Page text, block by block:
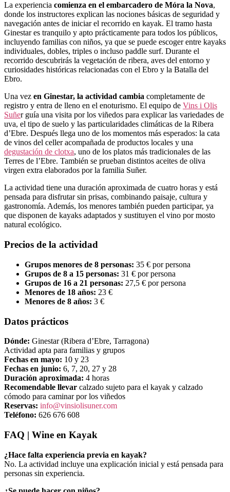
La experiencia comienza en el embarcadero de Móra la Nova,
donde los instructores explican las nociones básicas de seguridad y
navegación antes de iniciar el recorrido en kayak. El tramo hasta
Ginestar es tranquilo y apto prácticamente para todos los públicos,
incluyendo familias con niños, ya que se puede escoger entre kayaks
individuales, dobles, triples o incluso paddle surf. Durante el
recorrido descubrirás la vegetación de ribera, aves del entorno y
curiosidades históricas relacionadas con el Ebro y la Batalla del
Ebro.
Una vez en Ginestar, la actividad cambia completamente de
registro y entra de lleno en el enoturismo. El equipo de Vins i Olis
Suñerguía una visita por los viñedos para explicar las variedades de
uva, el tipo de suelo y las particularidades climáticas de la Ribera
d’Ebre. Después llega uno de los momentos más esperados: la cata
de vinos del celler acompañada de productos locales y una
degustación de clotxa, uno de los platos más tradicionales de las
Terres de l’Ebre. También se prueban distintos aceites de oliva
virgen extra elaborados por la familia Suñer.
La actividad tiene una duración aproximada de cuatro horas y está
pensada para disfrutar sin prisas, combinando paisaje, cultura y
gastronomía. Además, los menores también pueden participar, ya
que disponen de kayaks adaptados y sustituyen el vino por mosto
natural ecológico.
Precios de la actividad
Grupos menores de 8 personas: 35 € por persona
Grupos de 8 a 15 personas: 31 € por persona
Grupos de 16 a 21 personas: 27,5 € por persona
Menores de 18 años: 23 €
Menores de 8 años: 3 €
Datos prácticos
Dónde: Ginestar (Ribera d’Ebre, Tarragona)
Actividad apta para familias y grupos
Fechas en mayo: 10 y 23
Fechas en junio: 6, 7, 20, 27 y 28
Duración aproximada: 4 horas
Recomendable llevar calzado sujeto para el kayak y calzado
cómodo para caminar por los viñedos
Reservas: info@vinsiolisuner.com
Teléfono: 626 676 608
FAQ | Wine en Kayak
¿Hace falta experiencia previa en kayak?
No. La actividad incluye una explicación inicial y está pensada para
personas sin experiencia.